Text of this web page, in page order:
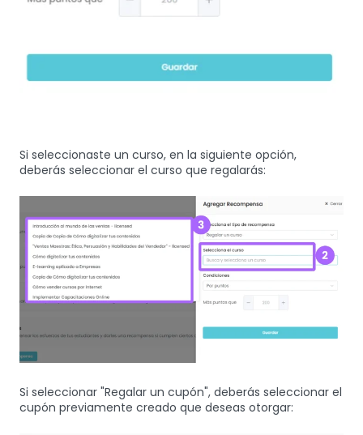
Si seleccionaste un curso, en la siguiente opción,
deberás seleccionar el curso que regalarás:
Si seleccionar "Regalar un cupón", deberás seleccionar el
cupón previamente creado que deseas otorgar: